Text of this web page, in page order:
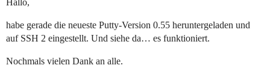
Hallo,
habe gerade die neueste Putty-Version 0.55 heruntergeladen und
auf SSH 2 eingestellt. Und siehe da… es funktioniert.
Nochmals vielen Dank an alle.